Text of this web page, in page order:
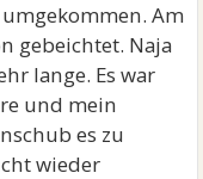
Am
gebeichtet. Naja
lange. Es war
und mein
es zu
wieder